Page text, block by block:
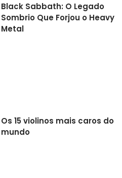
Black Sabbath: O Legado
Sombrio Que Forjou o Heavy
Metal
Os 15 violinos mais caros do
mundo